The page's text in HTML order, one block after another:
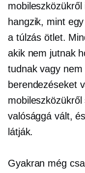
hangzik, mint
a túlzás ötlet.
akik nem jutnak
tudnak vagy
berendezéseket
valósággá vált,
látják.
Gyakran még